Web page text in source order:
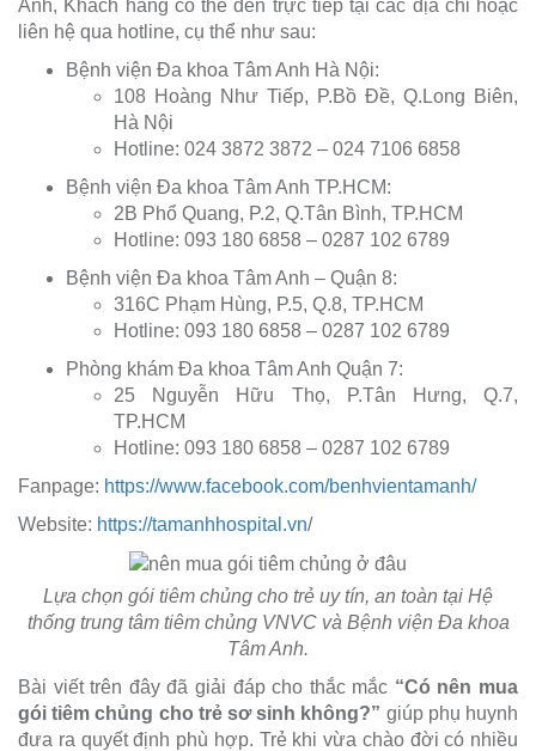
Anh, Khách hàng có thể đến trực tiếp tại các địa chỉ hoặc
liên hệ qua hotline, cụ thể như sau:
Bệnh viện Đa khoa Tâm Anh Hà Nội:
108 Hoàng Như Tiếp, P.Bồ Đề, Q.Long Biên,
Hà Nội
Hotline: 024 3872 3872 – 024 7106 6858
Bệnh viện Đa khoa Tâm Anh TP.HCM:
2B Phổ Quang, P.2, Q.Tân Bình, TP.HCM
Hotline: 093 180 6858 – 0287 102 6789
Bệnh viện Đa khoa Tâm Anh – Quận 8:
316C Phạm Hùng, P.5, Q.8, TP.HCM
Hotline: 093 180 6858 – 0287 102 6789
Phòng khám Đa khoa Tâm Anh Quận 7:
25 Nguyễn Hữu Thọ, P.Tân Hưng, Q.7,
TP.HCM
Hotline: 093 180 6858 – 0287 102 6789
Fanpage: https://www.facebook.com/benhvientamanh/
Website: https://tamanhhospital.vn/
Lựa chọn gói tiêm chủng cho trẻ uy tín, an toàn tại Hệ
thống trung tâm tiêm chủng VNVC và Bệnh viện Đa khoa
Tâm Anh.
Bài viết trên đây đã giải đáp cho thắc mắc “Có nên mua
gói tiêm chủng cho trẻ sơ sinh không?” giúp phụ huynh
đưa ra quyết định phù hợp. Trẻ khi vừa chào đời có nhiều